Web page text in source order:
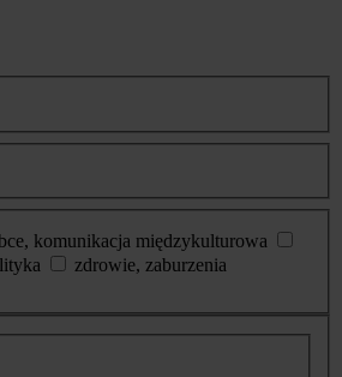
komunikacja międzykulturowa
zdrowie, zaburzenia